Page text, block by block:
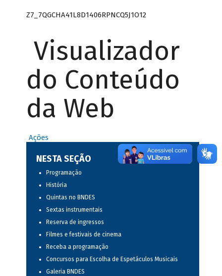
Z7_7QGCHA41L8D1406RPNCQ5J1O12
Visualizador
do Conteúdo
da Web
Ações
NESTA SEÇÃO
Programação
História
Quintas no BNDES
Sextas instrumentais
Reserva de ingressos
Filmes e festivais de cinema
Receba a programação
Concursos para Escolha de Espetáculos Musicais
Galeria BNDES